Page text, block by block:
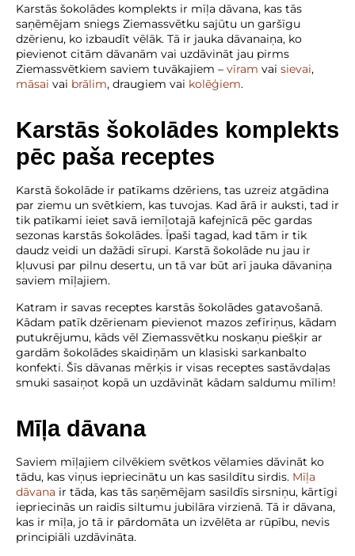
Karstās šokolādes komplekts ir mīļa dāvana, kas tās
saņēmējam sniegs Ziemassvētku sajūtu un garšīgu
dzērienu, ko izbaudīt vēlāk. Tā ir jauka dāvanaiņa, ko
pievienot citām dāvanām vai uzdāvināt jau pirms
Ziemassvētkiem saviem tuvākajiem – vīram vai sievai,
māsai vai brālim, draugiem vai kolēģiem.
Karstās šokolādes komplekts
pēc paša receptes
Karstā šokolāde ir patīkams dzēriens, tas uzreiz atgādina
par ziemu un svētkiem, kas tuvojas. Kad ārā ir auksti, tad ir
tik patīkami ieiet savā iemīļotajā kafejnīcā pēc gardas
sezonas karstās šokolādes. Īpaši tagad, kad tām ir tik
daudz veidi un dažādi sīrupi. Karstā šokolāde nu jau ir
kļuvusi par pilnu desertu, un tā var būt arī jauka dāvaniņa
saviem mīļajiem.
Katram ir savas receptes karstās šokolādes gatavošanā.
Kādam patīk dzērienam pievienot mazos zefīriņus, kādam
putukrējumu, kāds vēl Ziemassvētku noskaņu piešķir ar
gardām šokolādes skaidiņām un klasiski sarkanbalto
konfekti. Šīs dāvanas mērķis ir visas receptes sastāvdaļas
smuki sasaiņot kopā un uzdāvināt kādam saldumu mīlim!
Mīļa dāvana
Saviem mīļajiem cilvēkiem svētkos vēlamies dāvināt ko
tādu, kas viņus iepriecinātu un kas sasildītu sirdis. Mīļa
dāvana ir tāda, kas tās saņēmējam sasildīs sirsniņu, kārtīgi
iepriecinās un raidīs siltumu jubilāra virzienā. Tā ir dāvana,
kas ir mīļa, jo tā ir pārdomāta un izvēlēta ar rūpību, nevis
principiāli uzdāvināta.